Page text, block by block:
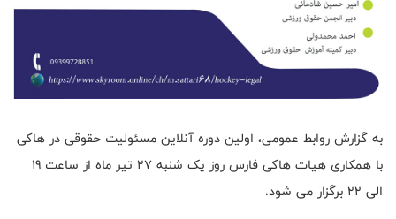
به گزارش روابط عمومی، اولین دوره آنلاین مسئولیت حقوقی در هاکی
با همکاری هیات هاکی فارس روز یک شنبه 27 تیر ماه از ساعت 19
الی 22 برگزار می شود.